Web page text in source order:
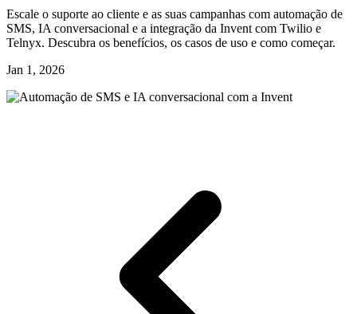
Escale o suporte ao cliente e as suas campanhas com automação de
SMS, IA conversacional e a integração da Invent com Twilio e
Telnyx. Descubra os benefícios, os casos de uso e como começar.
Jan 1, 2026